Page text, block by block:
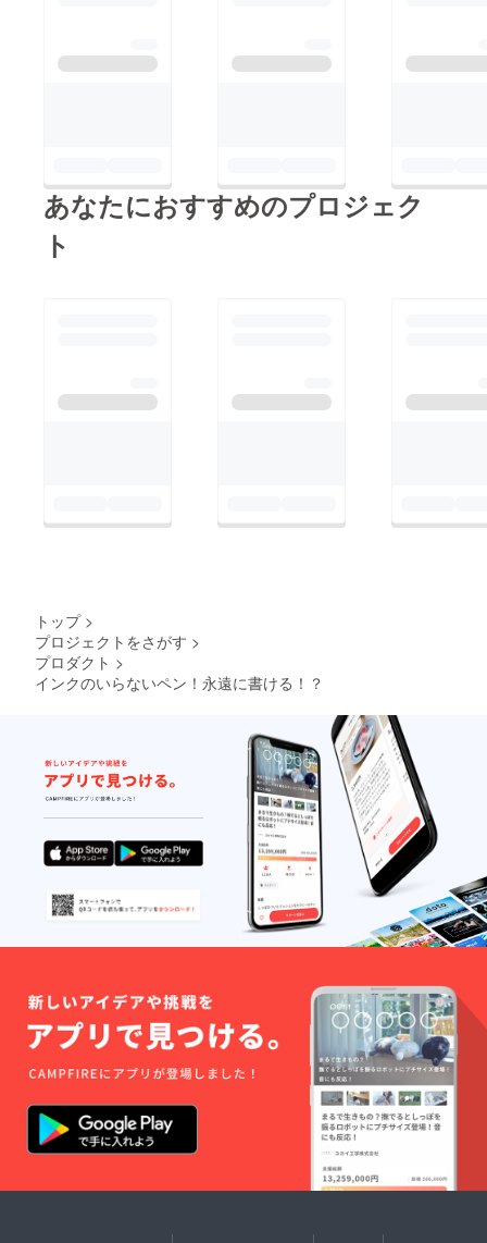
よろしくお願いいたし
あなたにおすすめのプロジェク
ト
トップ >
プロジェクトをさがす >
プロダクト >
インクのいらないペン！永遠に書ける！？